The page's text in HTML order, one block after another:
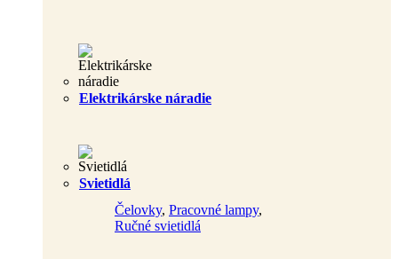
Elektrikárske náradie
Svietidlá
Čelovky, Pracovné lampy,
Ručné svietidlá